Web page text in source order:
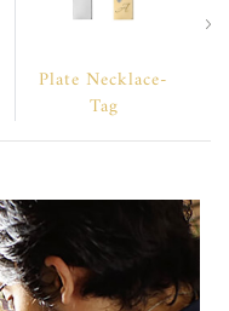
Plate Necklace-
Tag